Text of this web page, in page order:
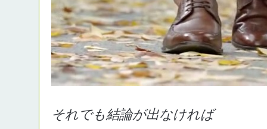
それでも結論が出なければ